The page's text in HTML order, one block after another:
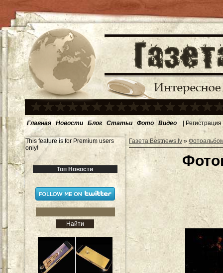
Главная Новости Блог Статьи Фото Видео | Регистрация
This feature is for Premium users
only!
Топ Новости
Газета Bestnews.lv»